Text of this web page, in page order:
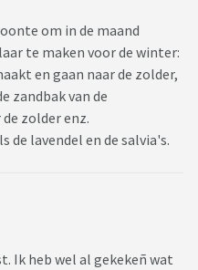
om in de maand
te maken voor de winter:
en gaan naar de zolder,
zandbak van de
zolder enz.
de lavendel en de salvia's.
Ik heb wel al gekekeñ wat